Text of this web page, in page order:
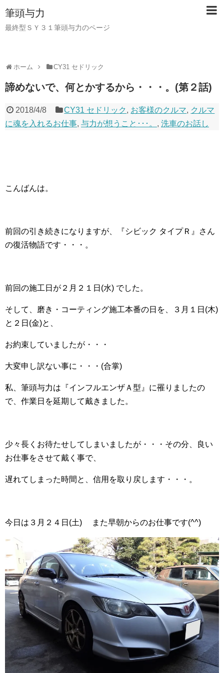
筆頭与力
最終型ＳＹ３１筆頭与力のページ
ホーム CY31 セドリック
諦めないで、何とかするから・・・。(第２話)
2018/4/8 CY31 セドリック , お客様のクルマ, クルマ
に魂を入れるお仕事, 与力が想うこと･･･。 , 洗車のお話し
こんばんは。
前回の引き続きになりますが、『シビック タイプＲ』さん
の復活物語です・・・。
前回の施工日が２月２１日(水) でした。
そして、磨き・コーティング施工本番の日を、３月１日(木)
と２日(金)と、
お約束していましたが・・・
大変申し訳ない事に・・・(合掌)
私、筆頭与力は『インフルエンザＡ型』に罹りましたの
で、作業日を延期して戴きました。
少々長くお待たせしてしまいましたが・・・その分、良い
お仕事をさせて戴く事で、
遅れてしまった時間と、信用を取り戻します・・・。
今日は３月２４日(土) また早朝からのお仕事です(^^)